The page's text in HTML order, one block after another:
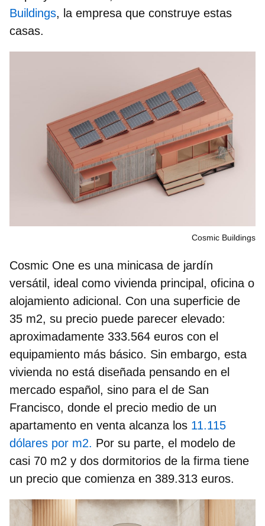
Buildings, la empresa que construye estas
casas.
Cosmic Buildings
Cosmic One es una minicasa de jardín
versátil, ideal como vivienda principal, oficina o
alojamiento adicional. Con una superficie de
35 m2, su precio puede parecer elevado:
aproximadamente 333.564 euros con el
equipamiento más básico. Sin embargo, esta
vivienda no está diseñada pensando en el
mercado español, sino para el de San
Francisco, donde el precio medio de un
apartamento en venta alcanza los 11.115
dólares por m2. Por su parte, el modelo de
casi 70 m2 y dos dormitorios de la firma tiene
un precio que comienza en 389.313 euros.